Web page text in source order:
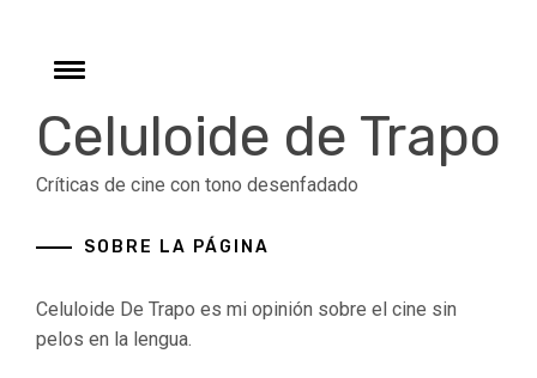
contentToggle
Celuloide de Trapo
Críticas de cine con tono desenfadado
SOBRE LA PÁGINA
Celuloide De Trapo es mi opinión sobre el cine sin
pelos en la lengua.